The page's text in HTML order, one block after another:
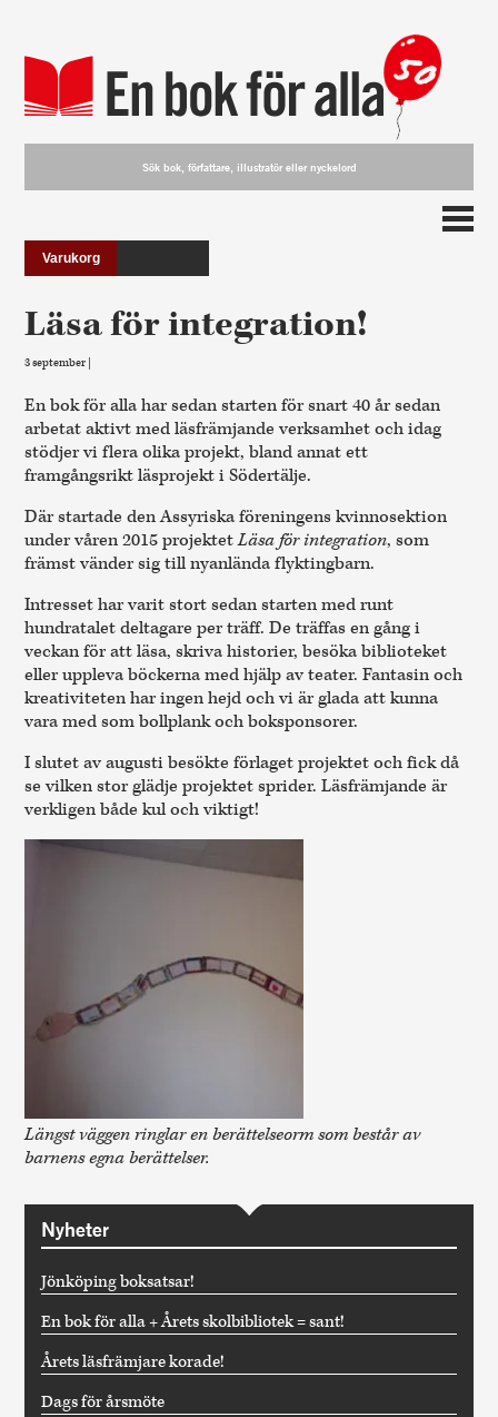
Varukorg
Läsa för integration!
3 september |
En bok för alla har sedan starten för snart 40 år sedan
arbetat aktivt med läsfrämjande verksamhet och idag
stödjer vi flera olika projekt, bland annat ett
framgångsrikt läsprojekt i Södertälje.
Där startade den Assyriska föreningens kvinnosektion
under våren 2015 projektetLäsa för integration, som
främst vänder sig till nyanlända flyktingbarn.
Intresset har varit stort sedan starten med runt
hundratalet deltagare per träff. De träffas en gång i
veckan för att läsa, skriva historier, besöka biblioteket
eller uppleva böckerna med hjälp av teater. Fantasin och
kreativiteten har ingen hejd och vi är glada att kunna
vara med som bollplank och boksponsorer.
I slutet av augusti besökte förlaget projektet och fick då
se vilken stor glädje projektet sprider. Läsfrämjande är
verkligen både kul och viktigt!
Längst väggen ringlar en berättelseorm som består av
barnens egna berättelser.
Nyheter
Jönköping boksatsar!
En bok för alla + Årets skolbibliotek = sant!
Årets läsfrämjare korade!
Dags för årsmöte